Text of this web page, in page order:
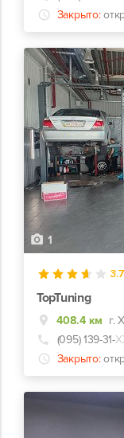
Закрыто:
1
3.7
TopTuning
408.4 км г.
(095) 139-31-
Закрыто: